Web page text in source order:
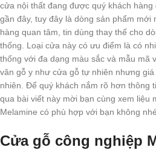
cửa nội thất đang được quý khách
gần đây, tuy đây là dòng sản phẩm mới
hàng quan tâm, tin dùng thay thế cho
thống. Loại cửa này có ưu điểm là có
thống với đa dạng màu sắc và mẫu mã
vân gỗ y như cửa gỗ tự nhiên nhưng
nhiên. Để quý khách nắm rõ hơn thông
qua bài viết này mời bạn cùng xem liệu
Melamine có phù hợp với bạn không
Cửa gỗ công nghiệp